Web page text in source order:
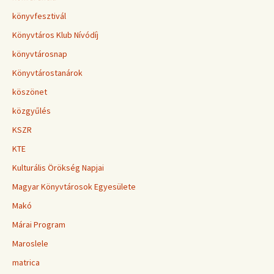
könyvfesztivál
Könyvtáros Klub Nívódíj
könyvtárosnap
Könyvtárostanárok
köszönet
közgyűlés
KSZR
KTE
Kulturális Örökség Napjai
Magyar Könyvtárosok Egyesülete
Makó
Márai Program
Maroslele
matrica